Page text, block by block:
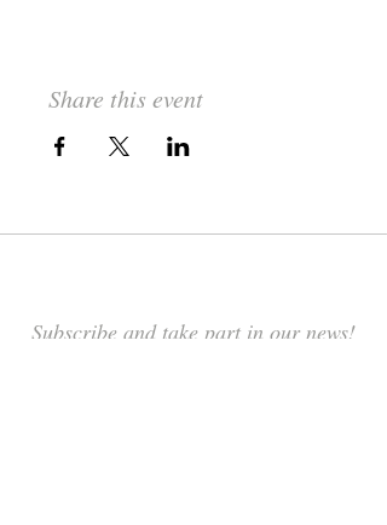
Share this event
Subscribe and take part in our news!